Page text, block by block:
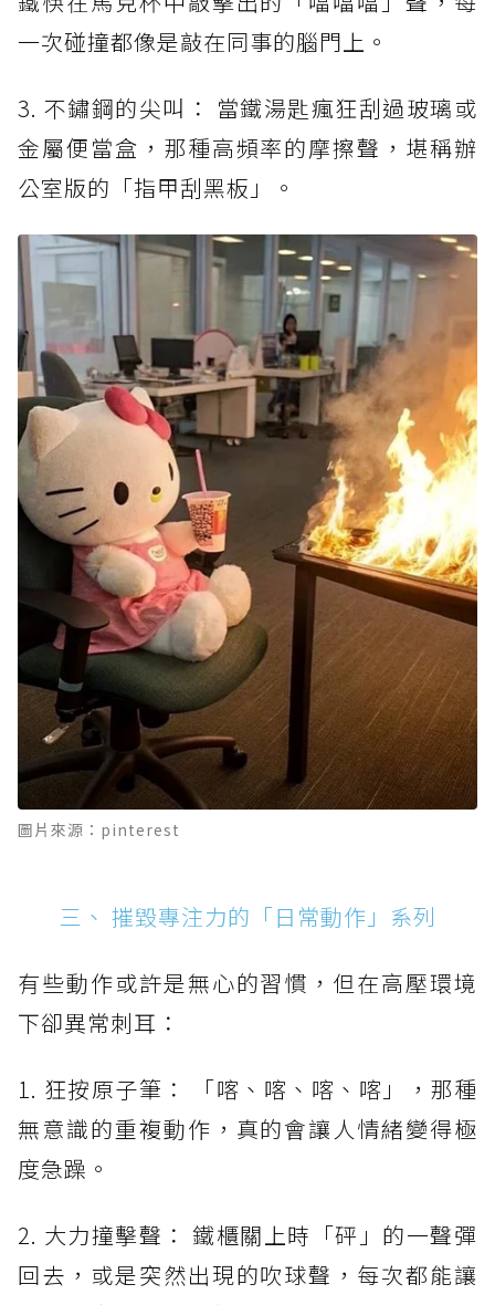
一次碰撞都像是敲在同事的腦門上。
3. 不鏽鋼的尖叫： 當鐵湯匙瘋狂刮過玻璃或
金屬便當盒，那種高頻率的摩擦聲，堪稱辦
公室版的「指甲刮黑板」。
圖片來源：pinterest
三、 摧毀專注力的「日常動作」系列
有些動作或許是無心的習慣，但在高壓環境
下卻異常刺耳：
1. 狂按原子筆： 「喀、喀、喀、喀」，那種
無意識的重複動作，真的會讓人情緒變得極
度急躁。
2. 大力撞擊聲： 鐵櫃關上時「砰」的一聲彈
回去，或是突然出現的吹球聲，每次都能讓